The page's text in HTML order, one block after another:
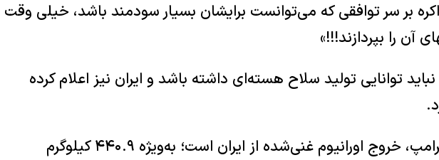
بر سر توافقی که می‌توانست برایشان بسیار سودمند باشد، خیلی وقت
آن را بپردازند!!!»
توانایی تولید سلاح هسته‌ای داشته باشد و ایران نیز اعلام کرده
یکی از اهداف کلیدی ترامپ، خروج اورانیوم غنی‌شده از ایران است؛ به‌ویژه ۴۴۰.۹ کیلوگرم